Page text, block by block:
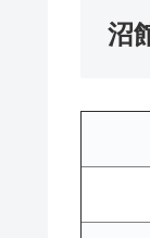
沼